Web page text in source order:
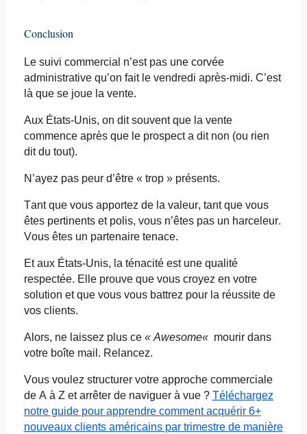
Conclusion
Le suivi commercial n’est pas une corvée
administrative qu’on fait le vendredi après-midi. C’est
là que se joue la vente.
Aux États-Unis, on dit souvent que la vente
commence après que le prospect a dit non (ou rien
ditdu tout).
N’ayez pas peur d’être « trop » présents.
Tant que vous apportez de la valeur, tant que vous
êtes pertinents et polis, vous n’êtes pas un harceleur.
Vous êtes un partenaire tenace.
Et aux États-Unis, la ténacité est une qualité
respectée. Elle prouve que vous croyez en votre
solution et que vous vous battrez pour la réussite de
vos clients.
Alors, ne laissez plus ce « Awesome« mourir dans
votre boîte mail. Relancez.
Vous voulez structurer votre approche commerciale
de A à Z et arrêter de naviguer à vue ? Téléchargez
notre guide pour apprendre comment acquérir 6+
nouveaux clients américains par trimestre de manière